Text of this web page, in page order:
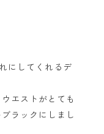
にしてくれるデ
エストがとても
ラックにしまし